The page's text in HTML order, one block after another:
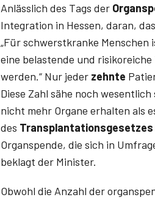
Anlässlich des Tags der
Integration in Hessen, daran,
„Für schwerstkranke Menschen
eine belastende und
werden.“ Nur jeder zehnte
Diese Zahl sähe noch
nicht mehr Organe erhalten als
des Transplantationsgesetzes
Organspende, die sich in
beklagt der Minister.
Obwohl die Anzahl der